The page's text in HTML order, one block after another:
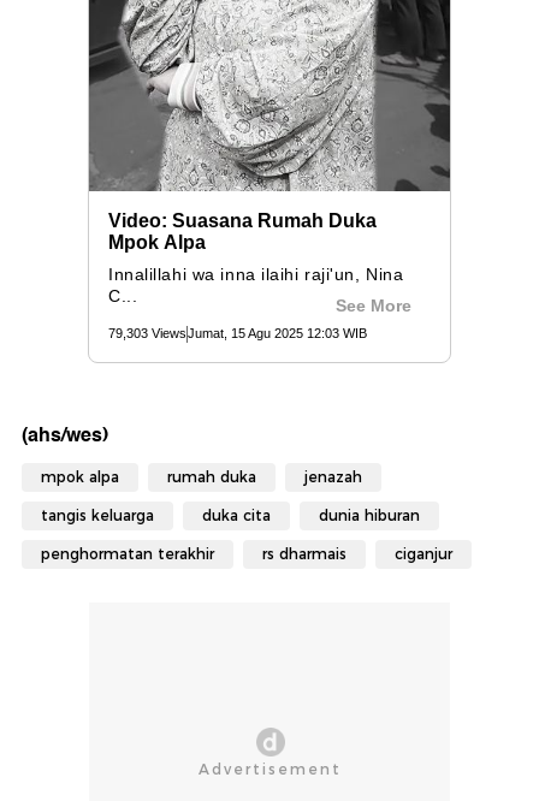
(ahs/wes)
mpok alpa rumah duka jenazah
tangis keluarga duka cita dunia hiburan
penghormatan terakhir rs dharmais ciganjur